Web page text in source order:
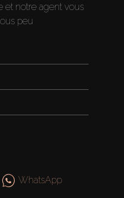
et notre agent vous
peu
WhatsApp